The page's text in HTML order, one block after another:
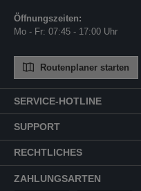
SERVICE-HOTLINE
SUPPORT
RECHTLICHES
ZAHLUNGSARTEN
Öffnungszeiten:
Mo - Fr: 07:45 - 17:00 Uhr
Routenplaner starten